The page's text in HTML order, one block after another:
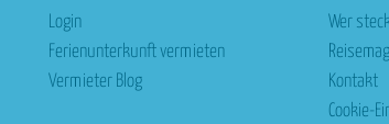
Login
Ferienunterkunft vermieten
Vermieter Blog
Wer
Kontakt
Cookie-